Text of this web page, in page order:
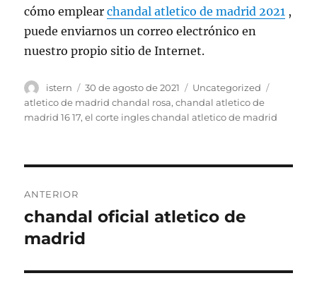
cómo emplearchandal atletico de madrid 2021 ,
puede enviarnos un correo electrónico en
nuestro propio sitio de Internet.
Autor
istern
Publicado
el
30 de agosto de 2021 Categorías
Uncategorized
atletico de madrid chandal rosa,chandal atletico de
madrid 16 17,el corte ingles chandal atletico de madrid
de
entradas
ANTERIOR
Entrada
anterior:
chandal oficial atletico de
madrid